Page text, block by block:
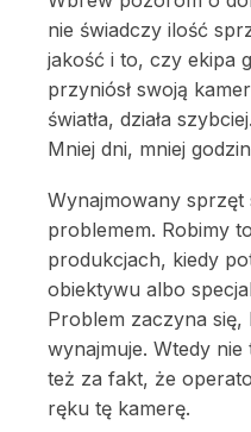
nie świadczy ilość
jakość i to, czy ekipa
przyniósł swoją
światła, działa
Mniej dni, mniej
Wynajmowany sprzęt
problemem. Robimy
produkcjach, kiedy
obiektywu albo
Problem zaczyna się,
wynajmuje. Wtedy nie
też za fakt, że
ręku tę kamerę.